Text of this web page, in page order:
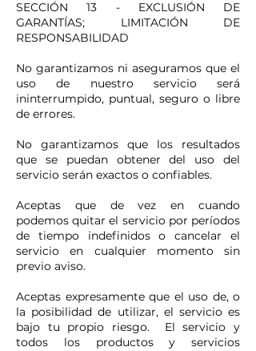
SECCIÓN 13 - EXCLUSIÓN DE
GARANTÍAS; LIMITACIÓN DE
RESPONSABILIDAD
No garantizamos ni aseguramos que el
uso de nuestro servicio será
ininterrumpido, puntual, seguro o libre
de errores.
No garantizamos que los resultados
que se puedan obtener del uso del
servicio serán exactos o confiables.
Aceptas que de vez en cuando
podemos quitar el servicio por períodos
de tiempo indefinidos o cancelar el
servicio en cualquier momento sin
previo aviso.
Aceptas expresamente que el uso de, o
la posibilidad de utilizar, el servicio es
bajo tu propio riesgo. El servicio y
todos los productos y servicios